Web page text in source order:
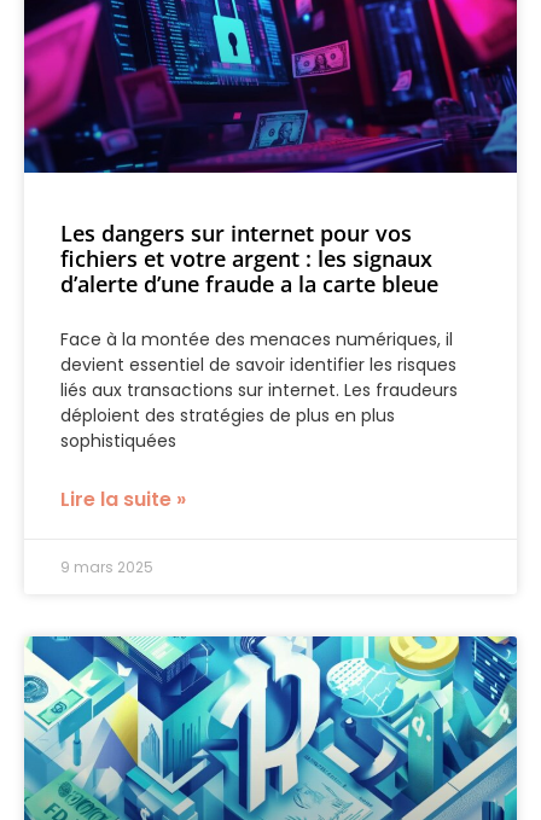
Les dangers sur internet pour vos
fichiers et votre argent : les signaux
d’alerte d’une fraude a la carte bleue
Face à la montée des menaces numériques, il
devient essentiel de savoir identifier les risques
liés aux transactions sur internet. Les fraudeurs
déploient des stratégies de plus en plus
sophistiquées
Lire la suite »
9 mars 2025